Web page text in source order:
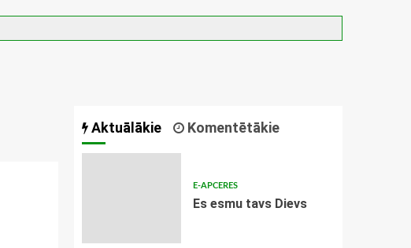
Aktuālākie Komentētākie
E-APCERES
Es esmu tavs Dievs